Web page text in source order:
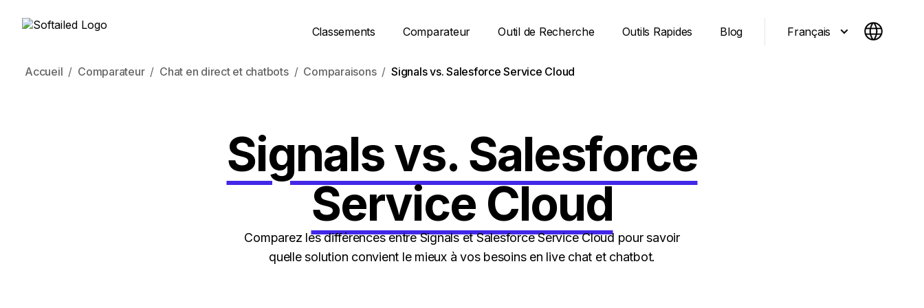
Classements Comparateur Outil de Recherche Outils Rapides Blog Français
Accueil Comparateur Chat en direct et chatbots Comparaisons Signals vs. Salesforce Service Cloud
Signals vs. Salesforce
Service Cloud
Comparez les différences entre Signals et Salesforce Service Cloud pour savoir
quelle solution convient le mieux à vos besoins en live chat et chatbot.